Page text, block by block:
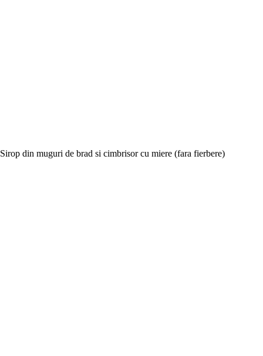
Sirop din muguri de brad si cimbrisor cu miere (fara fierbere)